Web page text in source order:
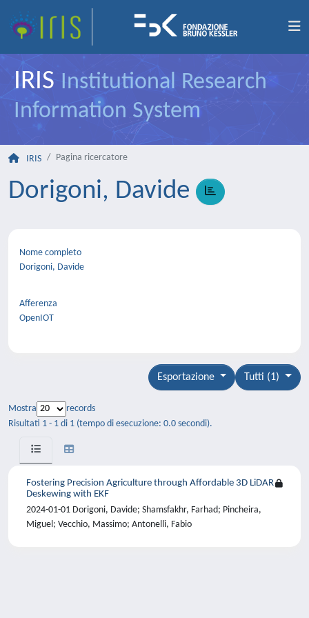
IRIS Institutional Research
Information System
IRIS Pagina ricercatore
Dorigoni, Davide
Nome completo
Dorigoni, Davide
Afferenza
OpenIOT
Tutti (1)
Esportazione
Mostra
records
Risultati 1 - 1 di 1 (tempo di esecuzione: 0.0 secondi).
Fostering Precision Agriculture through Affordable 3D LiDAR
Deskewing with EKF
2024-01-01 Dorigoni, Davide; Shamsfakhr, Farhad; Pincheira,
Miguel; Vecchio, Massimo; Antonelli, Fabio